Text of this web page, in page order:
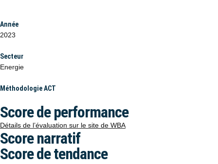
Année
2023
Secteur
Energie
Méthodologie ACT
Score de performance
Détails de l’évaluation sur le site de WBA
Score narratif
Score de tendance